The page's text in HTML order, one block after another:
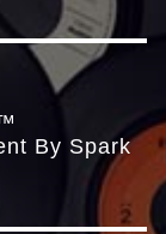
By Spark